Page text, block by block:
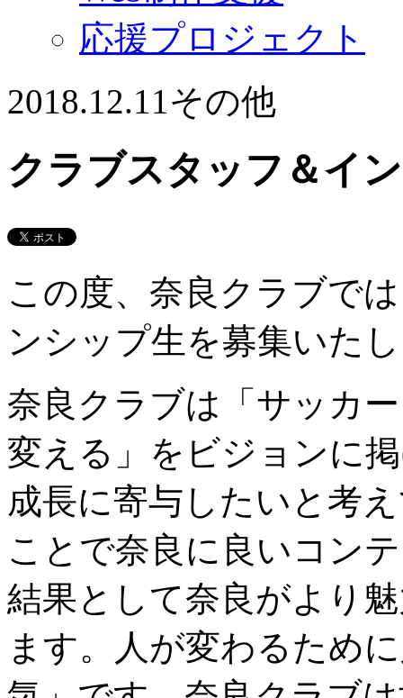
応援プロジェクト
2018.12.11その他
クラブスタッフ＆イ
この度、奈良クラブで
ンシップ生を募集いた
奈良クラブは「サッカ
変える」をビジョンに
成長に寄与したいと考
ことで奈良に良いコン
結果として奈良がより
ます。人が変わるため